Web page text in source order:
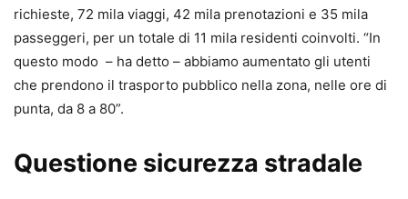
richieste, 72 mila viaggi, 42 mila prenotazioni e 35 mila
passeggeri, per un totale di 11 mila residenti coinvolti. “In
questo modo – ha detto – abbiamo aumentato gli utenti
che prendono il trasporto pubblico nella zona, nelle ore di
punta, da 8 a 80”.
Questione sicurezza stradale